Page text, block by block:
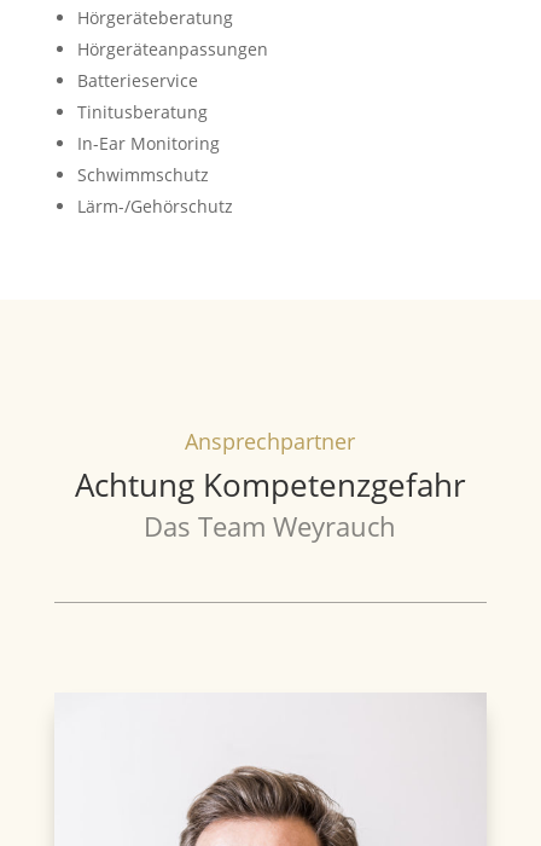
Hörgeräteberatung
Hörgeräteanpassungen
Batterieservice
Tinitusberatung
In-Ear Monitoring
Schwimmschutz
Lärm-/Gehörschutz
Ansprechpartner
Achtung Kompetenzgefahr
Das Team Weyrauch